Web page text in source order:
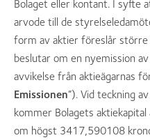
Bolaget eller kontant. I syfte
arvode till de
form av aktier föreslår större
beslutar om en nyemission
avvikelse från aktieägarnas
Emissionen”). Vid teckning
kommer Bolagets
om högst 3417,590108